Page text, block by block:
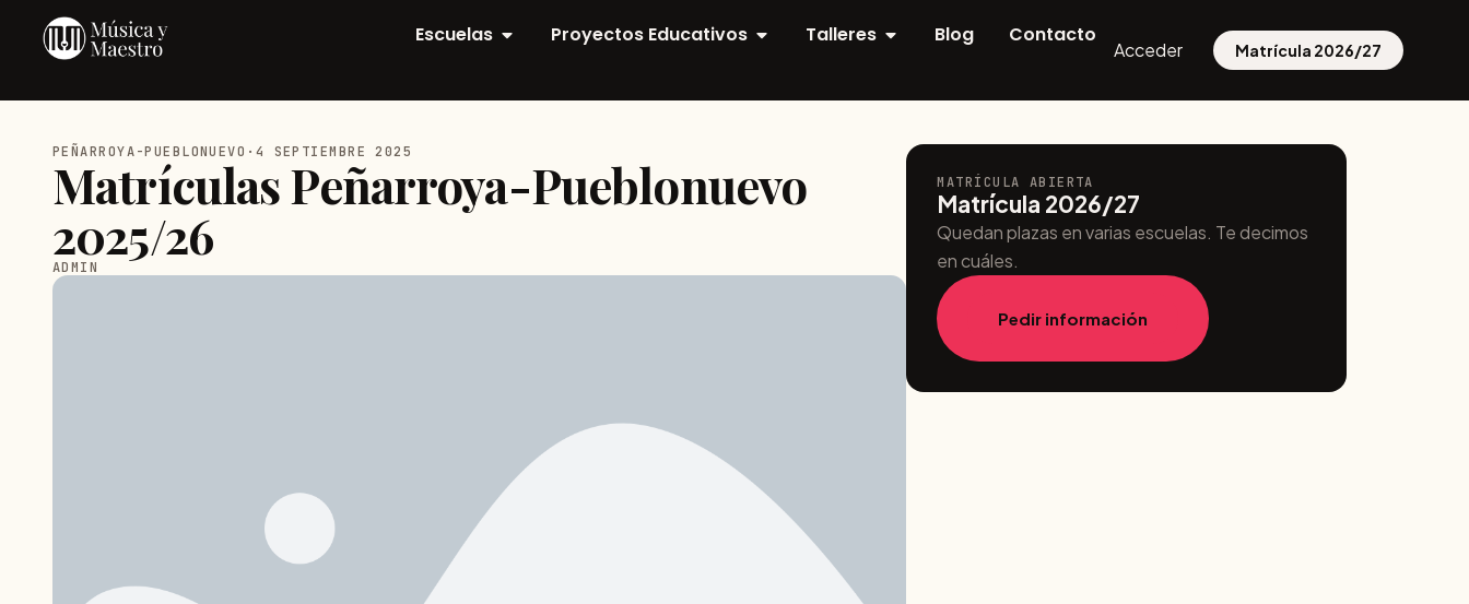
Escuelas Proyectos Educativos Talleres Blog Contacto
Acceder Matrícula 2026/27
PEÑARROYA-PUEBLONUEVO · 4 SEPTIEMBRE 2025
Matrículas Peñarroya-Pueblonuevo
2025/26
ADMIN
MATRÍCULA ABIERTA
Matrícula 2026/27
Quedan plazas en varias escuelas. Te decimos
en cuáles.
Pedir información